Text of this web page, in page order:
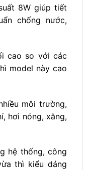
8W giúp tiết
chống nước,
cao so với các
model này cao
môi trường,
hơi nóng, xăng,
hệ thống, công
thì kiểu dáng